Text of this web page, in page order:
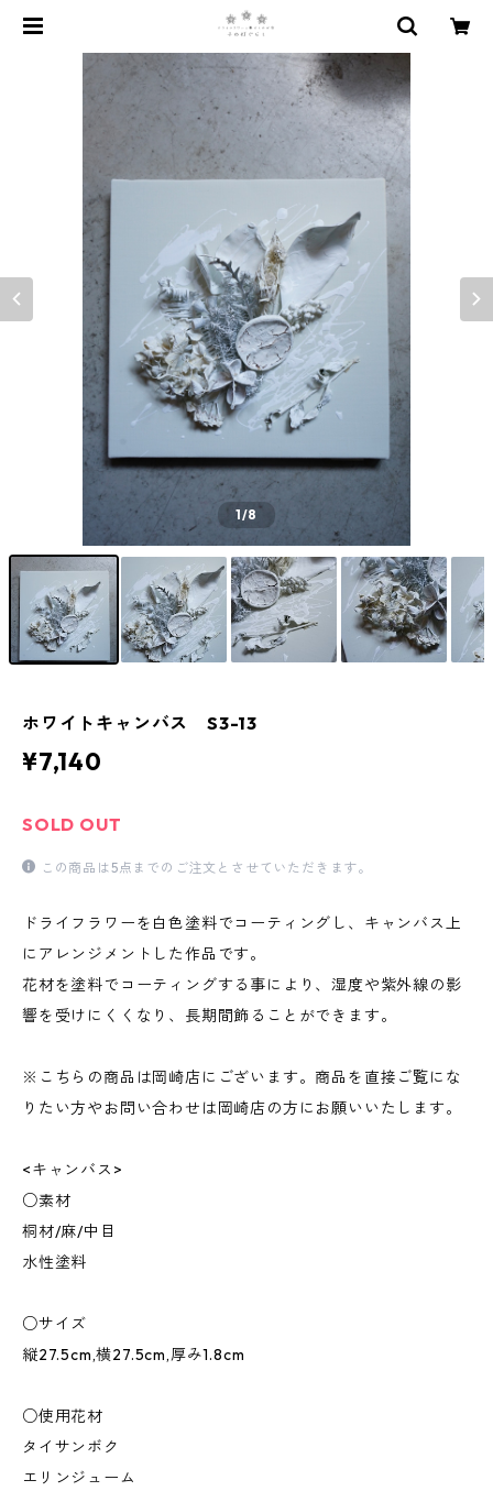
1/8
ホワイトキャンバス S3-13
¥7,140
SOLD OUT
この商品は5点までのご注文とさせていただきます。
ドライフラワーを白色塗料でコーティングし、キャンバス上
にアレンジメントした作品です。
花材を塗料でコーティングする事により、湿度や紫外線の影
響を受けにくくなり、長期間飾ることができます。
※こちらの商品は岡崎店にございます。商品を直接ご覧にな
りたい方やお問い合わせは岡崎店の方にお願いいたします。
<キャンバス>
○素材
桐材/麻/中目
水性塗料
○サイズ
縦27.5cm,横27.5cm,厚み1.8cm
○使用花材
タイサンボク
エリンジューム